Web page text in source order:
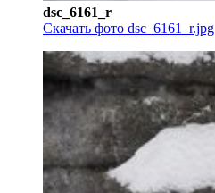
dsc_6161_r
Скачать фото dsc_6161_r.jpg